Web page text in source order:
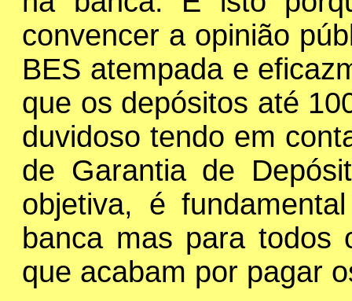
convencer a opinião
BES atempada e
que os depósitos até
duvidoso tendo em
de Garantia de
objetiva, é
banca mas para todos
que acabam por pagar